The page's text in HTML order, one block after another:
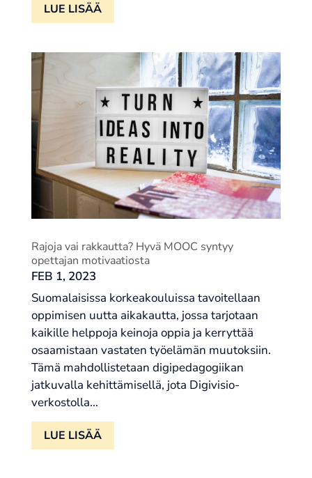
LUE LISÄÄ
Rajoja vai rakkautta? Hyvä MOOC syntyy
opettajan motivaatiosta
FEB 1, 2023
Suomalaisissa korkeakouluissa tavoitellaan
oppimisen uutta aikakautta, jossa tarjotaan
kaikille helppoja keinoja oppia ja kerryttää
osaamistaan vastaten työelämän muutoksiin.
Tämä mahdollistetaan digipedagogiikan
jatkuvalla kehittämisellä, jota Digivisio-
verkostolla...
LUE LISÄÄ